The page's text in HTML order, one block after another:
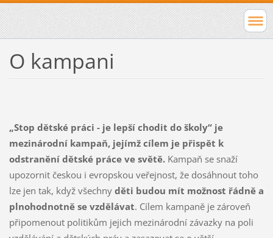
O kampani
„Stop dětské práci - je lepší chodit do školy“ je
mezinárodní kampaň, jejímž cílem je přispět k
odstranění dětské práce ve světě.Kampaň se snaží
upozornit českou i evropskou veřejnost, že dosáhnout toho
lze jen tak, když všechny děti budou mít možnost řádně a
plnohodnotně se vzdělávat. Cílem kampaně je zároveň
připomenout politikům jejich mezinárodní závazky na poli